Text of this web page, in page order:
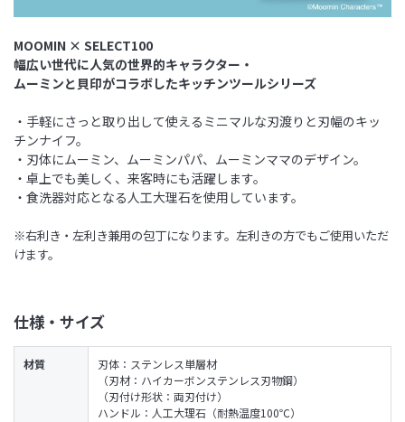
MOOMIN × SELECT100
幅広い世代に人気の世界的キャラクター・
ムーミンと貝印がコラボしたキッチンツールシリーズ
・手軽にさっと取り出して使えるミニマルな刃渡りと刃幅のキッ
チンナイフ。
・刃体にムーミン、ムーミンパパ、ムーミンママのデザイン。
・卓上でも美しく、来客時にも活躍します。
・食洗器対応となる人工大理石を使用しています。
※右利き・左利き兼用の包丁になります。左利きの方でもご使用いただ
けます。
仕様・サイズ
材質
刃体：ステンレス単層材
（刃材：ハイカーボンステンレス刃物鋼）
（刃付け形状：両刃付け）
ハンドル：人工大理石（耐熱温度100℃）